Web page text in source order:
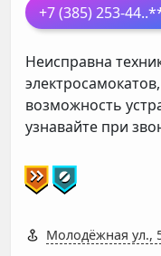
+7 (385) 253-44
Неисправна
возможность
узнавайте при
Молодёжная ул.,